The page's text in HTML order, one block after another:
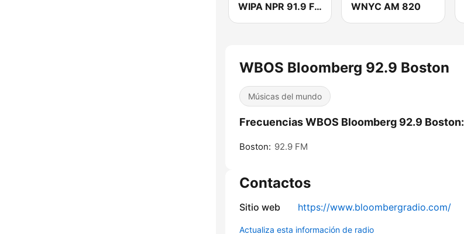
WIPA NPR 91.9 FM WNYC AM 820
WBOS Bloomberg 92.9 Boston
Músicas del mundo
Frecuencias WBOS Bloomberg 92.9 Boston:
Boston: 92.9 FM
Contactos
Sitio web https://www.bloombergradio.com/
Actualiza esta información de radio